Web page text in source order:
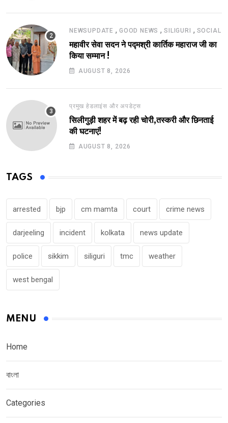
NEWSUPDATE , GOOD NEWS ,SILIGURI , SOCIAL
महावीर सेवा सदन ने पद्मश्री कार्तिक महाराज जी का
किया सम्मान !
AUGUST 8, 2026
प्रमुख हेडलाइंस और अपडेट्स
सिलीगुड़ी शहर में बढ़ रही चोरी,तस्करी और छिनताई
की घटनाएं!
AUGUST 8, 2026
TAGS
arrested bjp cm mamta court crime news
darjeeling incident kolkata news update
police sikkim siliguri tmc weather
west bengal
MENU
Home
বাংলা
Categories